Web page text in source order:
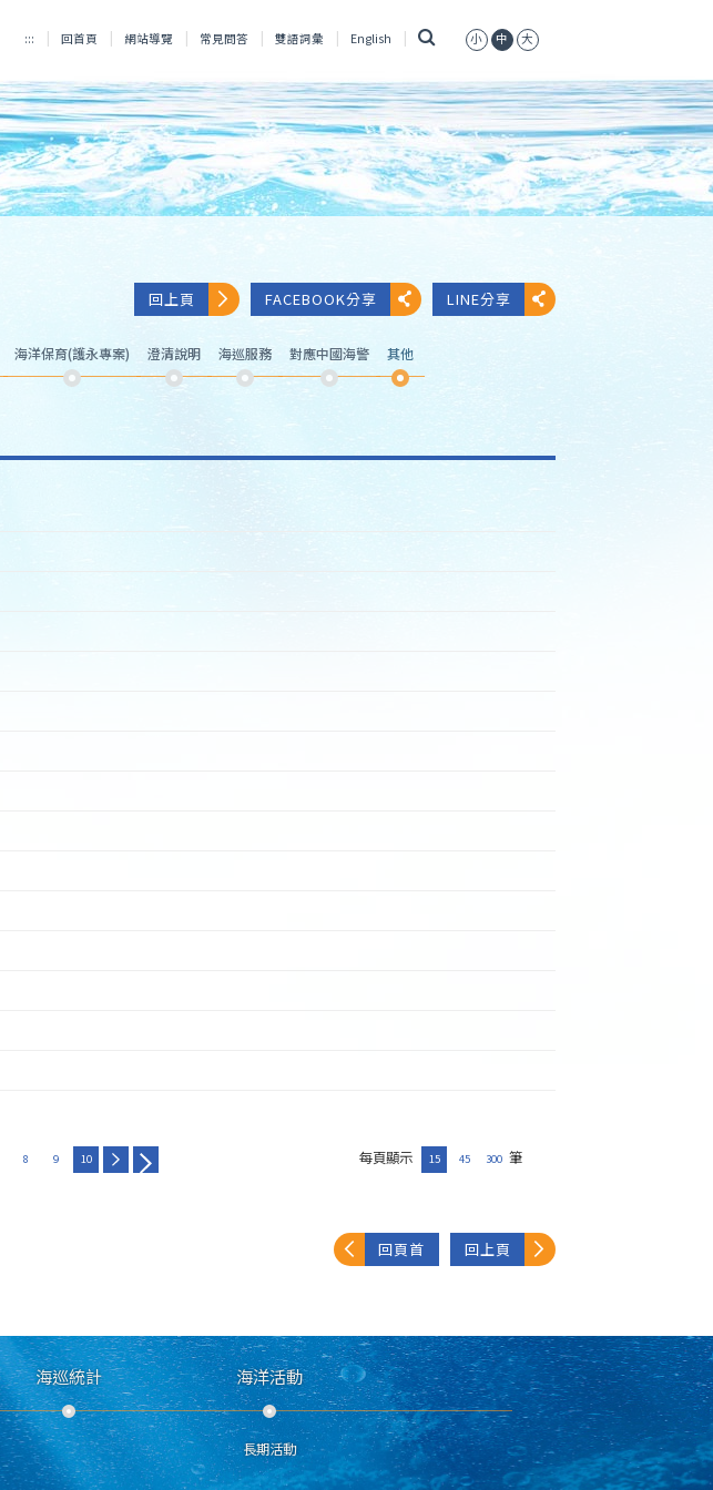
::: 回首頁 網站導覽 常見問答 雙語詞彙 English 小 中 大
回上頁 FACEBOOK分享 LINE分享
海洋保育(護永專案) 澄清說明 海巡服務 對應中國海警 其他
8 9 10 每頁顯示 15 45 300 筆
回頁首 回上頁
海巡統計 海洋活動
長期活動